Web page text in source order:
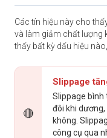
Các tín hiệu này cho
và làm giảm chất lượng
thấy bất kỳ dấu hiệu
🔴
Slippage
Slippage bình
đôi khi
không.
công cụ qua